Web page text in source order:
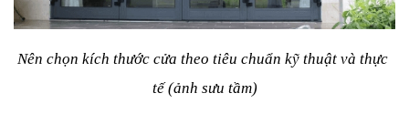
Nên chọn kích thước cửa theo tiêu chuẩn kỹ thuật và thực
tế (ảnh sưu tầm)